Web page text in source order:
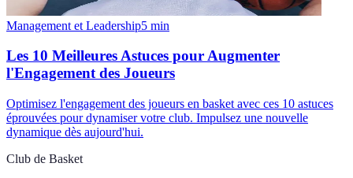
Management et Leadership5 min
Les 10 Meilleures Astuces pour Augmenter
l'Engagement des Joueurs
Optimisez l'engagement des joueurs en basket avec ces 10 astuces
éprouvées pour dynamiser votre club. Impulsez une nouvelle
dynamique dès aujourd'hui.
Club de Basket